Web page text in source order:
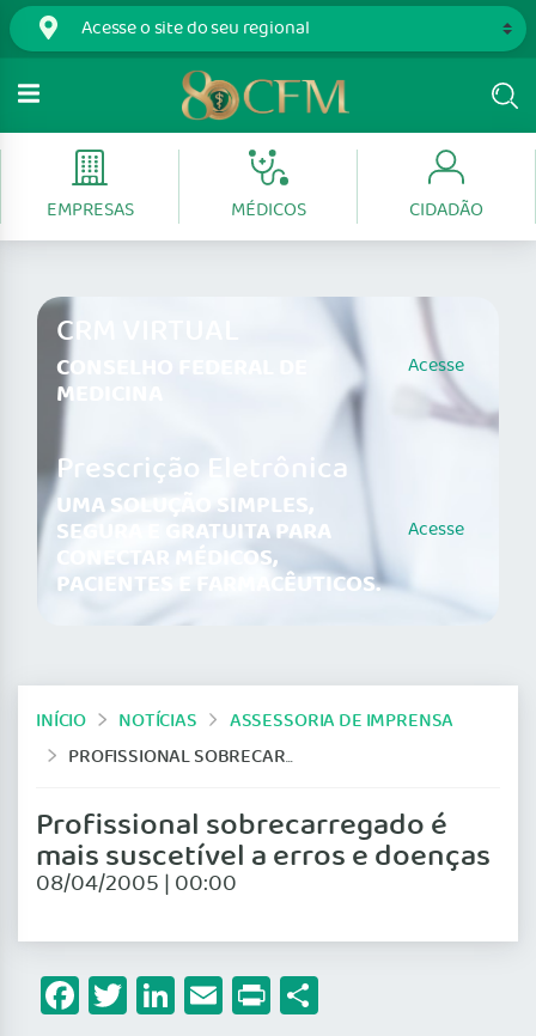
EMPRESAS MÉDICOS CIDADÃO
CRM VIRTUAL
CONSELHO FEDERAL DE
MEDICINA
Acesse
Prescrição Eletrônica
UMA SOLUÇÃO SIMPLES,
SEGURA E GRATUITA PARA
CONECTAR MÉDICOS,
PACIENTES E FARMACÊUTICOS.
Acesse
INÍCIO NOTÍCIAS
ASSESSORIA DE IMPRENSA
PROFISSIONAL SOBRECARREGADO É MAIS SUSCETÍVEL A ERROS E DOENÇAS
Profissional sobrecarregado é
mais suscetível a erros e doenças
08/04/2005 | 00:00
Facebook
Twitter
LinkedIn
Email
Print